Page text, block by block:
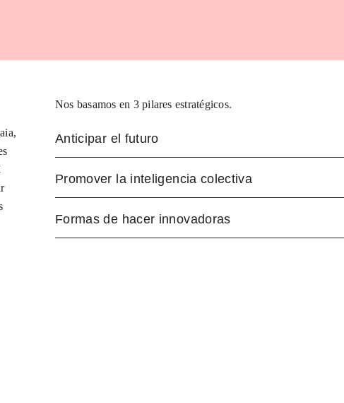
Nos basamos en 3 pilares estratégicos.
Anticipar el futuro
Promover la inteligencia colectiva
Formas de hacer innovadoras